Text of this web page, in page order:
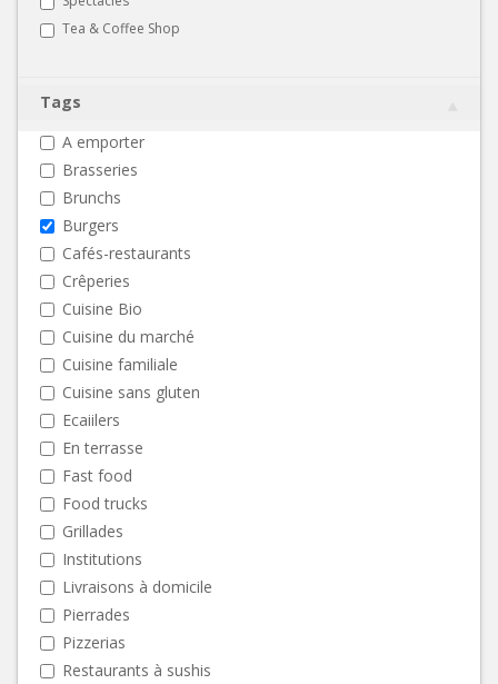
Tea & Coffee Shop
Tags
A emporter
Brasseries
Brunchs
Burgers
Cafés-restaurants
Crêperies
Cuisine Bio
Cuisine du marché
Cuisine familiale
Cuisine sans gluten
Ecaiilers
En terrasse
Fast food
Food trucks
Grillades
Institutions
Livraisons à domicile
Pierrades
Pizzerias
Restaurants à sushis